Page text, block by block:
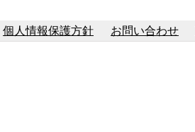
個人情報保護方針 お問い合わせ